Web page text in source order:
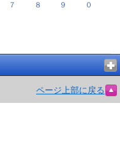
７ ８ ９ ０
ページ上部に戻る